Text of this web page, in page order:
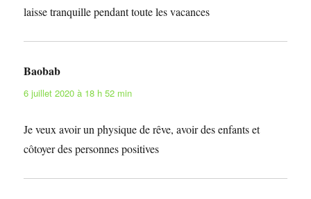
laisse tranquille pendant toute les vacances
Baobab
6 juillet 2020 à 18 h 52 min
Je veux avoir un physique de rêve, avoir des enfants et
côtoyer des personnes positives